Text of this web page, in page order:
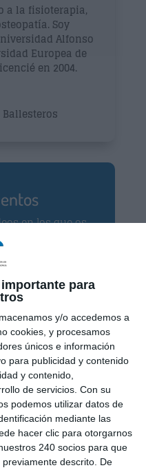
para
y/o accedemos a
cookies, y procesamos
únicos e información
para publicidad y contenido
y contenido,
de servicios. Con su
podemos utilizar datos de
mediante las
hacer clic para otorgarnos
240 socios para que
descrito. De
a la fisioterapia,
Soy
Alfonso
Europea de
en 2004.
en los que os
estirar cada
por
superiores
importante para
de las lesiones.
cita